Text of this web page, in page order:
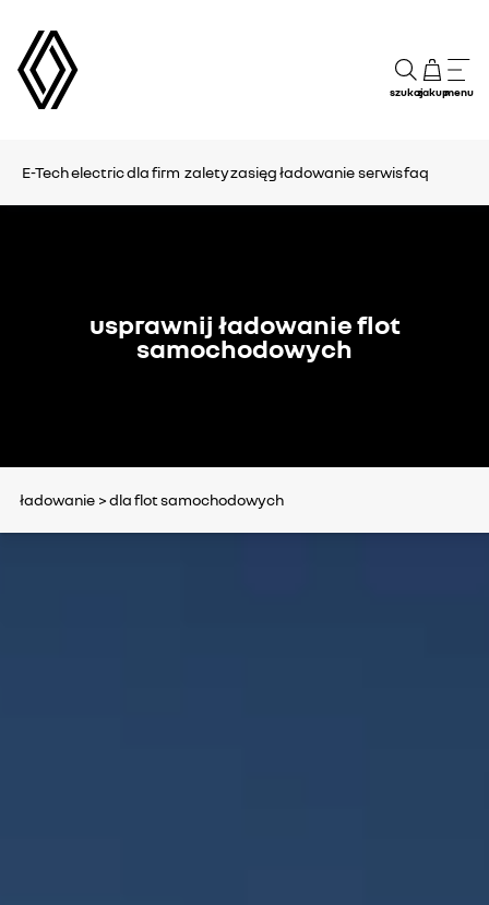
szukajzakupmenu
E-Tech electric dla firm zaletyzasięgładowanie serwisfaq
usprawnij ładowanie flot
samochodowych
ładowanie > dla flot samochodowych